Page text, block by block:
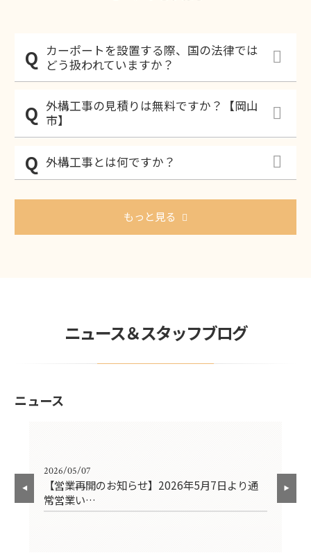
カーポートを設置する際、国の法律では
どう扱われていますか？
外構工事の見積りは無料ですか？【岡山
市】
外構工事とは何ですか？
もっと見る
ニュース＆スタッフブログ
ニュース
2026/05/07
【営業再開のお知らせ】2026年5月7日より通
常営業い…